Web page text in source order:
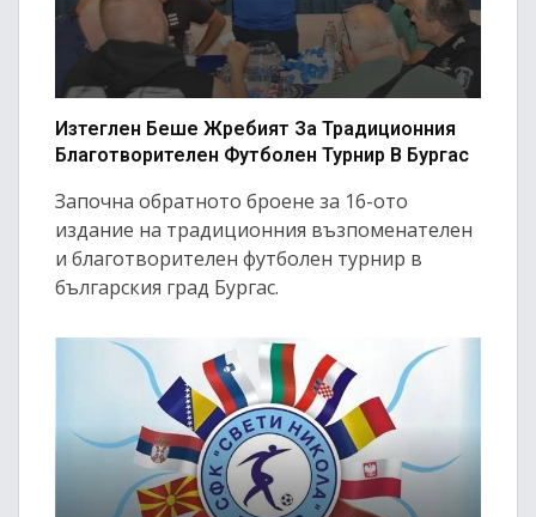
Изтеглен Беше Жребият За Традиционния
Благотворителен Футболен Турнир В Бургас
Започна обратното броене за 16-ото
издание на традиционния възпоменателен
и благотворителен футболен турнир в
българския град Бургас.